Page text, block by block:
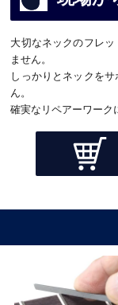
大切なネックのフレ
ません。
しっかりとネックを
ん。
確実なリペアーワーク